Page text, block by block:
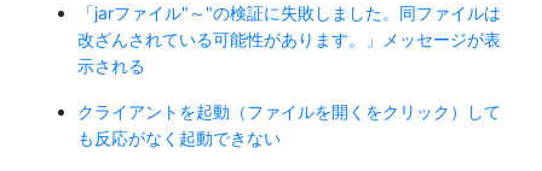
「jarファイル"～"の検証に失敗しました。同ファイルは
改ざんされている可能性があります。」メッセージが表
示される
クライアントを起動（ファイルを開くをクリック）して
も反応がなく起動できない